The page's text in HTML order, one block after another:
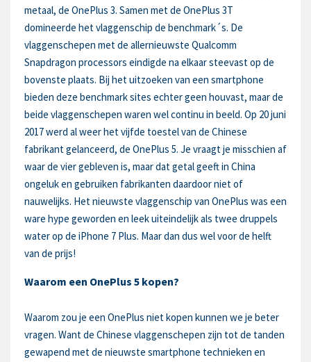
metaal, de OnePlus 3. Samen met de OnePlus 3T
domineerde het vlaggenschip de benchmark´s. De
vlaggenschepen met de allernieuwste Qualcomm
Snapdragon processors eindigde na elkaar steevast op de
bovenste plaats. Bij het uitzoeken van een smartphone
bieden deze benchmark sites echter geen houvast, maar de
beide vlaggenschepen waren wel continu in beeld. Op 20 juni
2017 werd al weer het vijfde toestel van de Chinese
fabrikant gelanceerd, de OnePlus 5. Je vraagt je misschien af
waar de vier gebleven is, maar dat getal geeft in China
ongeluk en gebruiken fabrikanten daardoor niet of
nauwelijks. Het nieuwste vlaggenschip van OnePlus was een
ware hype geworden en leek uiteindelijk als twee druppels
water op de iPhone 7 Plus. Maar dan dus wel voor de helft
van de prijs!
Waarom een OnePlus 5 kopen?
Waarom zou je een OnePlus niet kopen kunnen we je beter
vragen. Want de Chinese vlaggenschepen zijn tot de tanden
gewapend met de nieuwste smartphone technieken en